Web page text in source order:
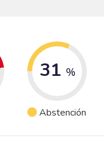
31 %
Abstención